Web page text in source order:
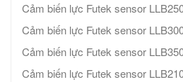
Cảm biến lực Futek sensor
Cảm biến lực Futek sensor
Cảm biến lực Futek sensor
Cảm biến lực Futek sensor